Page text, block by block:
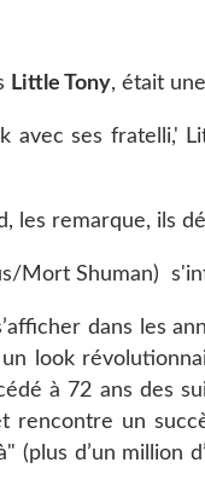
Little Tony, était
avec ses fratelli,'
les remarque, ils
Mort Shuman)
dans les
look
à 72 ans des
rencontre un
(plus d’un million